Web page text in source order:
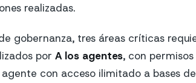
realizadas.
gobernanza, tres áreas críticas
por A los agentes, con
agente con acceso ilimitado a bases